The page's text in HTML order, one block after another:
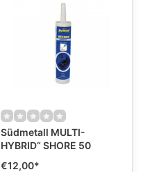
Südmetall MULTI-
HYBRID“ SHORE 50
€12,00*